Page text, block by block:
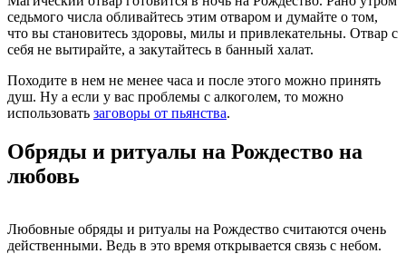
седьмого числа обливайтесь этим отваром и думайте о том,
что вы становитесь здоровы, милы и привлекательны. Отвар с
себя не вытирайте, а закутайтесь в банный халат.
Походите в нем не менее часа и после этого можно принять
душ. Ну а если у вас проблемы с алкоголем, то можно
использовать заговоры от пьянства.
Обряды и ритуалы на Рождество на
любовь
Любовные обряды и ритуалы на Рождество считаются очень
действенными. Ведь в это время открывается связь с небом.